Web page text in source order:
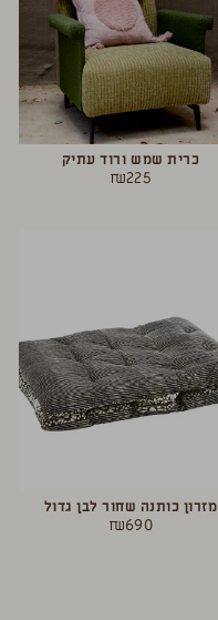
כרית שמש ורוד עתיק
₪225
מזרון כותנה שחור לבן גדול
₪690